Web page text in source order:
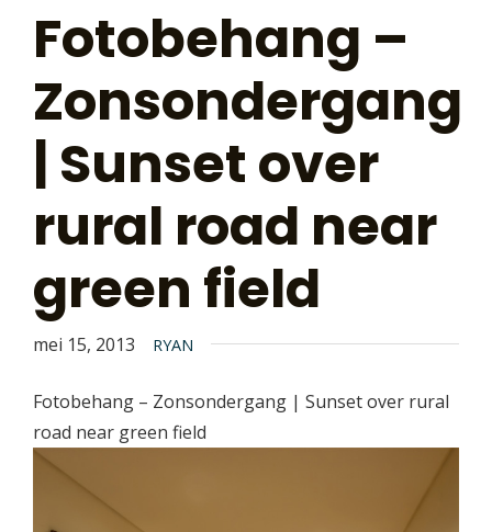
Fotobehang –
Zonsondergang
| Sunset over
rural road near
green field
mei 15, 2013 RYAN
Fotobehang – Zonsondergang | Sunset over rural
road near green field